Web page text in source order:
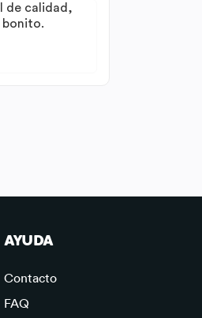
de calidad,
bonito.
AYUDA
Contacto
FAQ